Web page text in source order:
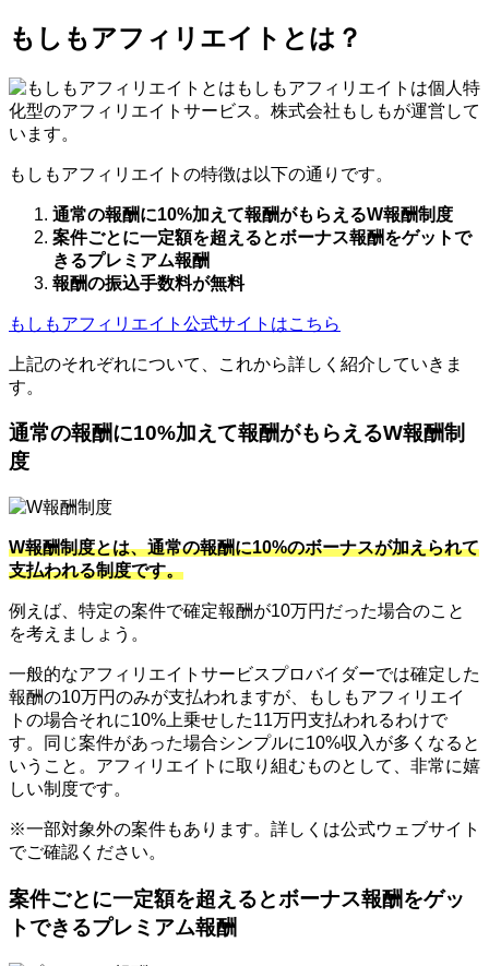
もしもアフィリエイトとは？
もしもアフィリエイトは個人特
化型のアフィリエイトサービス。株式会社もしもが運営して
います。
もしもアフィリエイトの特徴は以下の通りです。
通常の報酬に10%加えて報酬がもらえるW報酬制度
案件ごとに一定額を超えるとボーナス報酬をゲットで
きるプレミアム報酬
報酬の振込手数料が無料
もしもアフィリエイト公式サイトはこちら
上記のそれぞれについて、これから詳しく紹介していきま
す。
通常の報酬に10%加えて報酬がもらえるW報酬制
度
W報酬制度とは、通常の報酬に10%のボーナスが加えられて
支払われる制度です。
例えば、特定の案件で確定報酬が10万円だった場合のこと
を考えましょう。
一般的なアフィリエイトサービスプロバイダーでは確定した
報酬の10万円のみが支払われますが、もしもアフィリエイ
トの場合それに10%上乗せした11万円支払われるわけで
す。同じ案件があった場合シンプルに10%収入が多くなると
いうこと。アフィリエイトに取り組むものとして、非常に嬉
しい制度です。
※一部対象外の案件もあります。詳しくは公式ウェブサイト
でご確認ください。
案件ごとに一定額を超えるとボーナス報酬をゲッ
トできるプレミアム報酬